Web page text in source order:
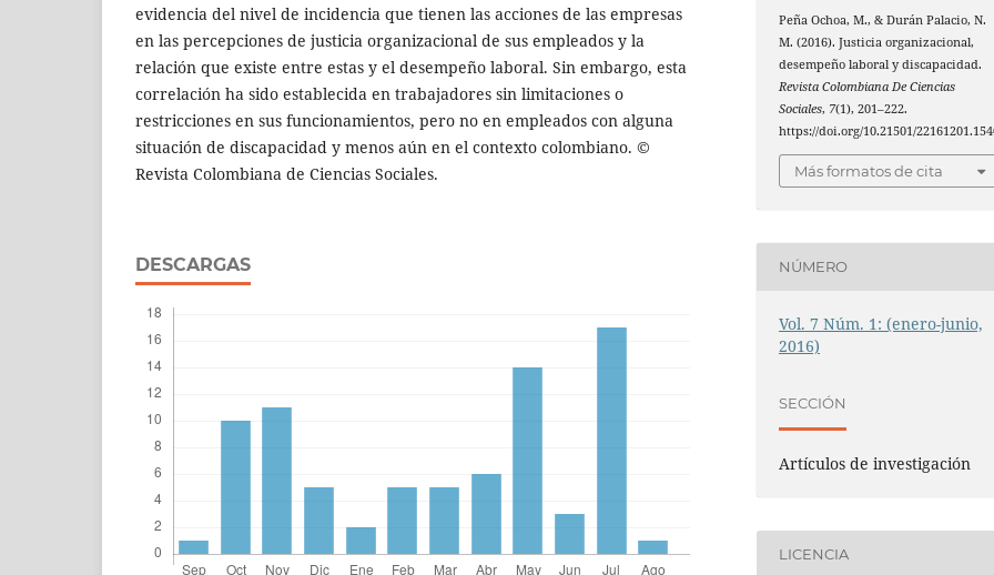
evidencia del nivel de incidencia que tienen las acciones de las empresas
en las percepciones de justicia organizacional de sus empleados y la
relación que existe entre estas y el desempeño laboral. Sin embargo, esta
correlación ha sido establecida en trabajadores sin limitaciones o
restricciones en sus funcionamientos, pero no en empleados con alguna
situación de discapacidad y menos aún en el contexto colombiano. ©
Revista Colombiana de Ciencias Sociales.
DESCARGAS
Peña Ochoa, M., & Durán Palacio, N.
M. (2016). Justicia organizacional,
desempeño laboral y discapacidad.
Revista Colombiana De Ciencias
Sociales, 7(1), 201–222.
https://doi.org/10.21501/
Más formatos de cita
NÚMERO
Vol. 7 Núm. 1: (enero-junio,
2016)
SECCIÓN
Artículos de investigación
LICENCIA